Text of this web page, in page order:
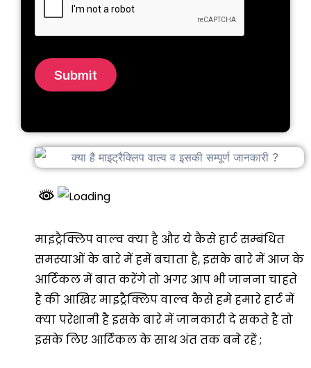
माइट्रैक्लिप वाल्व क्या है और ये कैसे हार्ट सम्बंधित
समस्याओं के बारे में हमें बचाता है, इसके बारे में आज के
आर्टिकल में बात करेंगे तो अगर आप भी जानना चाहते
है की आखिर माइट्रैक्लिप वाल्व कैसे हमे हमारे हार्ट में
क्या परेशानी है इसके बारे में जानकारी दे सकते है तो
इसके लिए आर्टिकल के साथ अंत तक बने रहें ;